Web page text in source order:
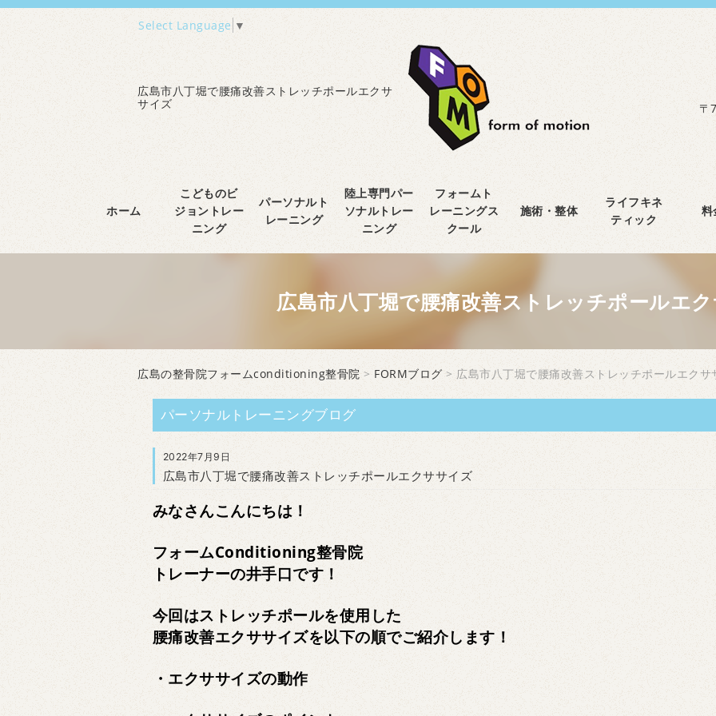
Select Language ▼
広島市八丁堀で腰痛改善ストレッチポールエクサ
サイズ
〒
ホーム
こどものビ
ジョントレー
ニング
パーソナルト
レーニング
陸上専門パー
ソナルトレー
ニング
フォームト
レーニングス
クール
施術・整体
ライフキネ
ティック
料
広島市八丁堀で腰痛改善ストレッチポールエ
広島の整骨院フォームconditioning整骨院 > FORMブログ > 広島市八丁堀で腰痛改善ストレッチポールエクサ
パーソナルトレーニングブログ
2022年7月9日
広島市八丁堀で腰痛改善ストレッチポールエクササイズ
みなさんこんにちは！
フォームConditioning整骨院
トレーナーの井手口です！
今回はストレッチポールを使用した
腰痛改善エクササイズを以下の順でご紹介します！
・エクササイズの動作